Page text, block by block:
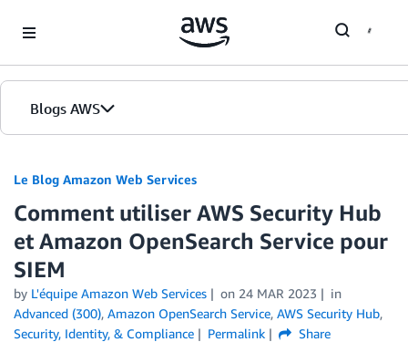
Blogs AWS
Accueil
Éditions
Le Blog Amazon Web Services
Comment utiliser AWS Security Hub
et Amazon OpenSearch Service pour
SIEM
by L'équipe Amazon Web Services on 24 MAR 2023
in
Advanced (300), Amazon OpenSearch Service, AWS Security Hub,
Security, Identity, & Compliance
Permalink Share